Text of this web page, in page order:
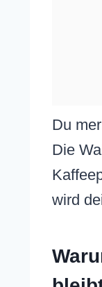
Du
Die
wird